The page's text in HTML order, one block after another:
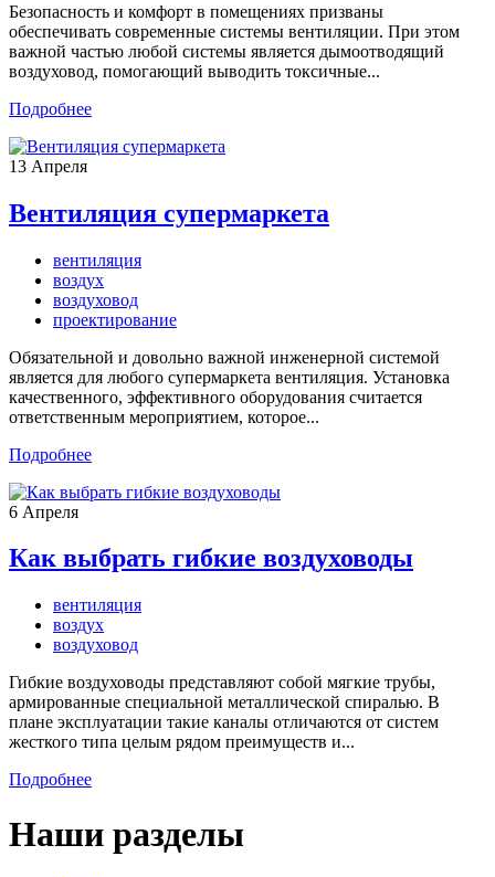
Безопасность и комфорт в помещениях призваны
обеспечивать современные системы вентиляции. При этом
важной частью любой системы является дымоотводящий
воздуховод, помогающий выводить токсичные...
Подробнее
13 Апреля
Вентиляция супермаркета
вентиляция
воздух
воздуховод
проектирование
Обязательной и довольно важной инженерной системой
является для любого супермаркета вентиляция. Установка
качественного, эффективного оборудования считается
ответственным мероприятием, которое...
Подробнее
6 Апреля
Как выбрать гибкие воздуховоды
вентиляция
воздух
воздуховод
Гибкие воздуховоды представляют собой мягкие трубы,
армированные специальной металлической спиралью. В
плане эксплуатации такие каналы отличаются от систем
жесткого типа целым рядом преимуществ и...
Подробнее
Наши разделы